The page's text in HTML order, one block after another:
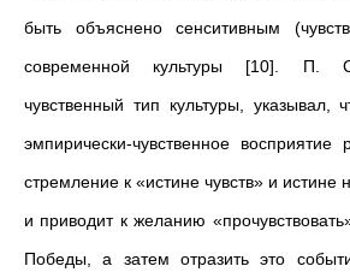
быть объяснено сенситивным
современной культуры [10]. П.
чувственный тип культуры, указывал,
эмпирически-чувственное восприятие
стремление к «истине чувств» и истине
и приводит к желанию
Победы, а затем отразить это